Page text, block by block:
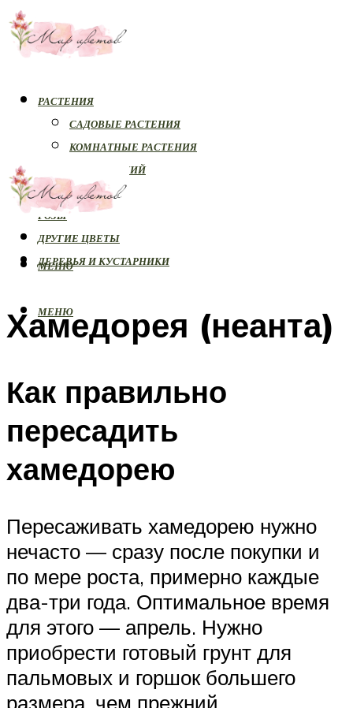
РАСТЕНИЯ
САДОВЫЕ РАСТЕНИЯ
КОМНАТНЫЕ РАСТЕНИЯ
БОЛЕЗНИ РАСТЕНИЙ
ОРХИДЕИ
РОЗЫ
ДРУГИЕ ЦВЕТЫ
ДЕРЕВЬЯ И КУСТАРНИКИ
МЕНЮ
МЕНЮ
Хамедорея (неанта)
Как правильно
пересадить
хамедорею
Пересаживать хамедорею нужно
нечасто — сразу после покупки и
по мере роста, примерно каждые
два-три года. Оптимальное время
для этого — апрель. Нужно
приобрести готовый грунт для
пальмовых и горшок большего
размера, чем прежний.